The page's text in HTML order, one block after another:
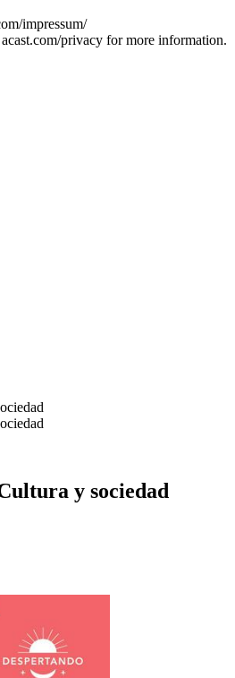
impressum/
privacy for more information.
y sociedad